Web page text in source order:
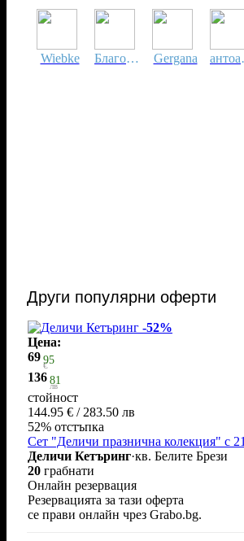
Wiebke Благовеста Gergana
Други популярни оферти
-52%
Цена:
69 95
€
136 81
лв
стойност
144.95 € / 283.50 лв
52% отстъпка
Сет "Деличи празнична колекция" с
Деличи Кетъринг·кв. Белите Брези
20 грабнати
Онлайн резервация
Резервацията за тази оферта
се прави онлайн чрез Grabo.bg.